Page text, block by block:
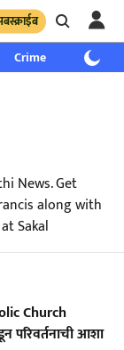
Crime साप्ताहिक
News. Get
along with
Sakal
Church
परिवर्तनाची आशा